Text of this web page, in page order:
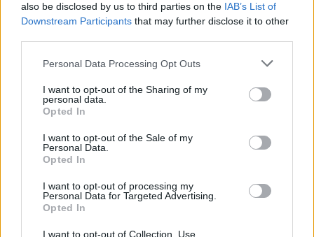
also be disclosed by us to third parties on the IAB’s List of
Downstream Participants that may further disclose it to other
Please note that this website/app uses one or more Google
not limited to your visit or usage behaviour. You may click to
grant or deny consent to Google and its third-party tags to
use your data for below specified purposes in below Google
consent section.
Personal Data Processing Opt Outs
I want to opt-out of the Sharing of my
personal data.
Opted In
I want to opt-out of the Sale of my
Personal Data.
Opted In
I want to opt-out of processing my
Personal Data for Targeted Advertising.
Opted In
I want to opt-out of Collection, Use,